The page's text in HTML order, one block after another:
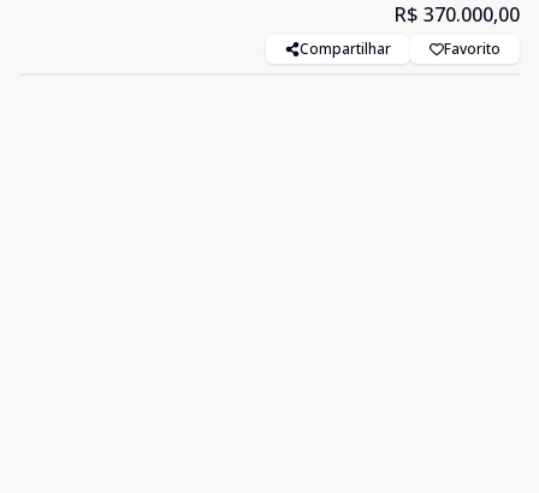
R$ 370.000,00
Compartilhar Favorito